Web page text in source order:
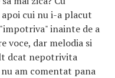
cui nu i-a placut
inainte de a
voce, dar melodia si
dcat nepotrivita
am comentat pana